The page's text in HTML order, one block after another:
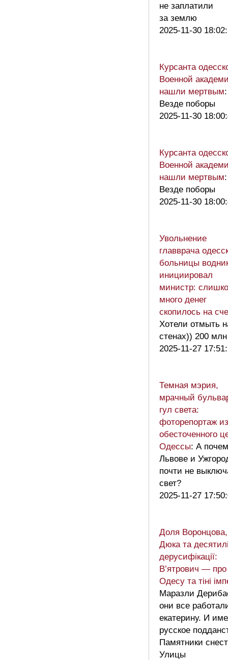
не заплатили
за землю
2025-11-30
Курсанта
Военной
нашли мертвым:
Везде поборы
2025-11-30
Курсанта
Военной
нашли мертвым:
Везде поборы
2025-11-30
Увольнение
главврача
больницы
инициировал
министр:
много денег
скопилось на
Хотели отмыть
стенах)) 200 млн
2025-11-27
Темная мэрия,
мрачный
гул света:
фоторепортаж из
обесточенного
Одессы: А
Львове и
почти не
свет?
2025-11-27
Доля Воронцова,
Дюка та
дерусифікації:
В’ятрович — про
Одесу та тіні
Маразли
они все
екатерину. И
русское
Памятники
Улицы